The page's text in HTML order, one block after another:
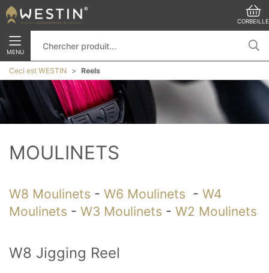
CORBEILLE
MENU
Ceci est WESTIN Reels
MOULINETS
W8 Moulinets - W6 Moulinets - W4
Moulinets - W3 Moulinets - W2 Moulinets
W8 Jigging Reel